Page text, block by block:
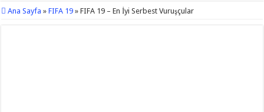
Ana Sayfa » FIFA 19 » FIFA 19 – En İyi Serbest Vuruşçular